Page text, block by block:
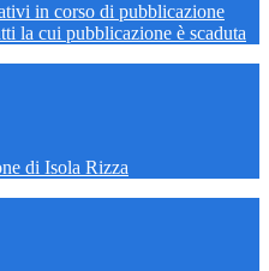
in corso di pubblicazione
la cui pubblicazione è scaduta
di Isola Rizza